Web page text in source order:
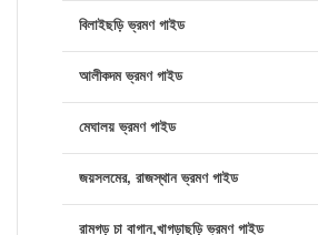
বিলাইছড়ি ভ্রমণ গাইড
আলীকদম ভ্রমণ গাইড
মেঘালয় ভ্রমণ গাইড
জয়সলমের, রাজস্থান ভ্রমণ গাইড
রামগড় চা বাগান,খাগড়াছড়ি ভ্রমণ গাইড